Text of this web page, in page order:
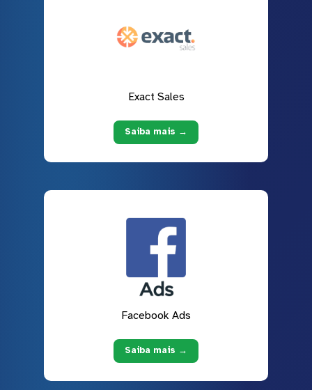
Exact Sales
Saiba mais →
Facebook Ads
Saiba mais →